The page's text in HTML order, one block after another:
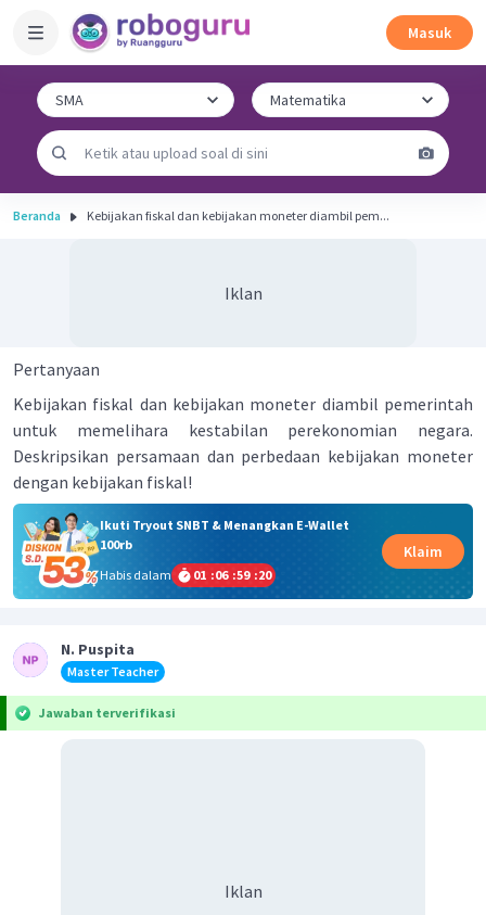
Masuk
Beranda Kebijakan fiskal dan kebijakan moneter diambil pem...
Iklan
Pertanyaan
Kebijakan fiskal dan kebijakan moneter diambil pemerintah
untuk memelihara kestabilan perekonomian negara.
Deskripsikan persamaan dan perbedaan kebijakan moneter
dengan kebijakan fiskal!
Ikuti Tryout SNBT & Menangkan E-Wallet
100rb
Habis dalam
01 :06 :59 :20
Klaim
N. Puspita
Master Teacher
Jawaban terverifikasi
Iklan